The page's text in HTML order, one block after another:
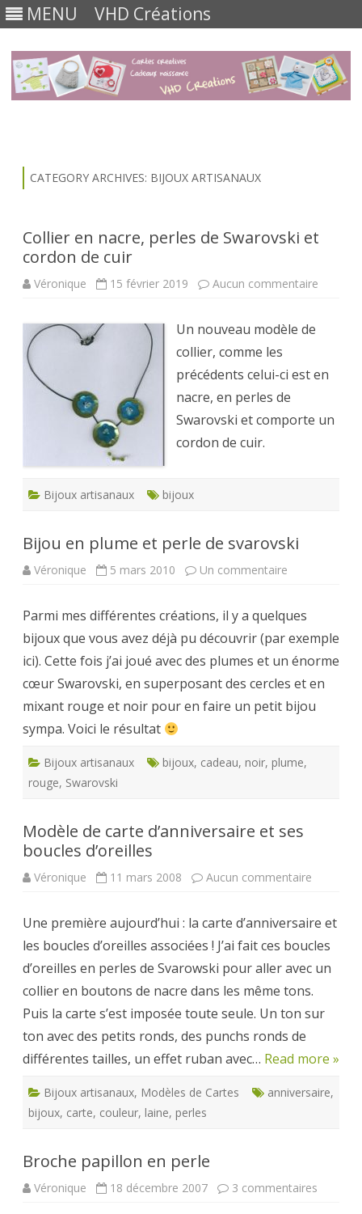
MENU VHD Créations
CATEGORY ARCHIVES: BIJOUX ARTISANAUX
Collier en nacre, perles de Swarovski et
cordon de cuir
Véronique 15 février 2019 Aucun commentaire
cordon
Un nouveau modèle de
collier, comme les
précédents celui-ci est en
nacre, en perles de
Swarovski et comporte un
cordon de cuir.
Bijoux artisanaux bijoux
Bijou en plume et perle de svarovski
Véronique 5 mars 2010 Un commentaire
et
de
svarovski
Parmi mes différentes créations, il y a quelques
bijoux que vous avez déjà pu découvrir (par exemple
ici). Cette fois j’ai joué avec des plumes et un énorme
cœur Swarovski, en superposant des cercles et en
mixant rouge et noir pour en faire un petit bijou
sympa. Voici le résultat
Bijoux artisanaux bijoux, cadeau, noir, plume,
rouge, Swarovski
Modèle de carte d’anniversaire et ses
boucles d’oreilles
Véronique 11 mars 2008 Aucun commentaire
ses
d’oreilles
Une première aujourd’hui : la carte d’anniversaire et
les boucles d’oreilles associées ! J’ai fait ces boucles
d’oreilles en perles de Svarowski pour aller avec un
collier en boutons de nacre dans les même tons.
Puis la carte s’est imposée toute seule. Un ton sur
ton avec des petits ronds, des punchs ronds de
différentes tailles, un effet ruban avec… Read more »
Bijoux artisanaux, Modèles de Cartes anniversaire,
bijoux, carte, couleur, laine, perles
Broche papillon en perle
Véronique 18 décembre 2007 3 commentaires